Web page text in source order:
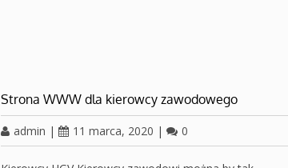
Strona WWW dla kierowcy zawodowego
admin | 11 marca, 2020 | 0